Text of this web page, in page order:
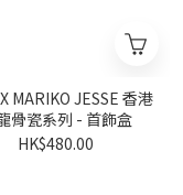
MARIKO JESSE 香港
骨瓷系列 - 首飾盒
HK$480.00